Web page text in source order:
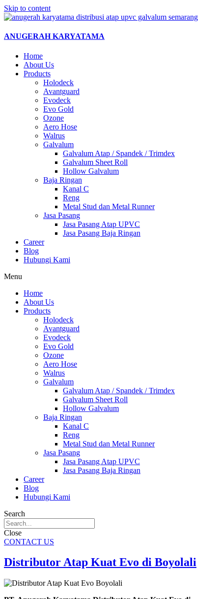
Skip to content
ANUGERAH KARYATAMA
Home
About Us
Products
Holodeck
Avantguard
Evodeck
Evo Gold
Ozone
Aero Hose
Walrus
Galvalum
Galvalum Atap / Spandek / Trimdex
Galvalum Sheet Roll
Hollow Galvalum
Baja Ringan
Kanal C
Reng
Metal Stud dan Metal Runner
Jasa Pasang
Jasa Pasang Atap UPVC
Jasa Pasang Baja Ringan
Career
Blog
Hubungi Kami
Menu
Home
About Us
Products
Holodeck
Avantguard
Evodeck
Evo Gold
Ozone
Aero Hose
Walrus
Galvalum
Galvalum Atap / Spandek / Trimdex
Galvalum Sheet Roll
Hollow Galvalum
Baja Ringan
Kanal C
Reng
Metal Stud dan Metal Runner
Jasa Pasang
Jasa Pasang Atap UPVC
Jasa Pasang Baja Ringan
Career
Blog
Hubungi Kami
Search
Close
CONTACT US
Distributor Atap Kuat Evo di Boyolali